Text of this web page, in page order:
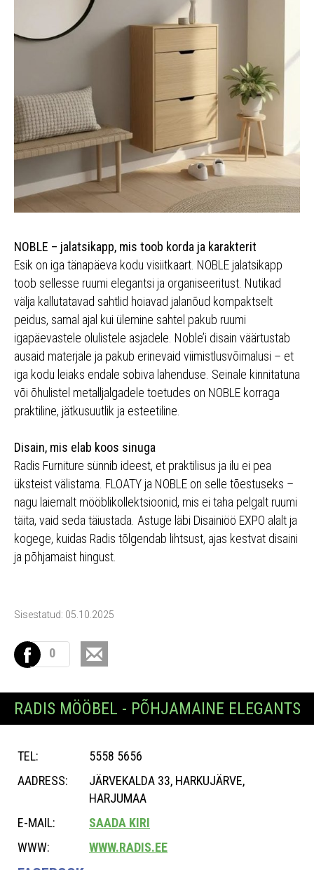
NOBLE – jalatsikapp, mis toob korda ja karakterit
Esik on iga tänapäeva kodu visiitkaart. NOBLE jalatsikapp
toob sellesse ruumi elegantsi ja organiseeritust. Nutikad
välja kallutatavad sahtlid hoiavad jalanõud kompaktselt
peidus, samal ajal kui ülemine sahtel pakub ruumi
igapäevastele olulistele asjadele. Noble’i disain väärtustab
ausaid materjale ja pakub erinevaid viimistlusvõimalusi – et
iga kodu leiaks endale sobiva lahenduse. Seinale kinnitatuna
või õhulistel metalljalgadele toetudes on NOBLE korraga
praktiline, jätkusuutlik ja esteetiline.
Disain, mis elab koos sinuga
Radis Furniture sünnib ideest, et praktilisus ja ilu ei pea
üksteist välistama. FLOATY ja NOBLE on selle tõestuseks –
nagu laiemalt mööblikollektsioonid, mis ei taha pelgalt ruumi
täita, vaid seda täiustada. Astuge läbi Disainiöö EXPO alalt ja
kogege, kuidas Radis tõlgendab lihtsust, ajas kestvat disaini
ja põhjamaist hingust.
Sisestatud: 05.10.2025
0
RADIS MÖÖBEL - PÕHJAMAINE ELEGANTS
TEL:
5558 5656
AADRESS:
JÄRVEKALDA 33, HARKUJÄRVE,
HARJUMAA
E-MAIL:
SAADA KIRI
WWW:
WWW.RADIS.EE